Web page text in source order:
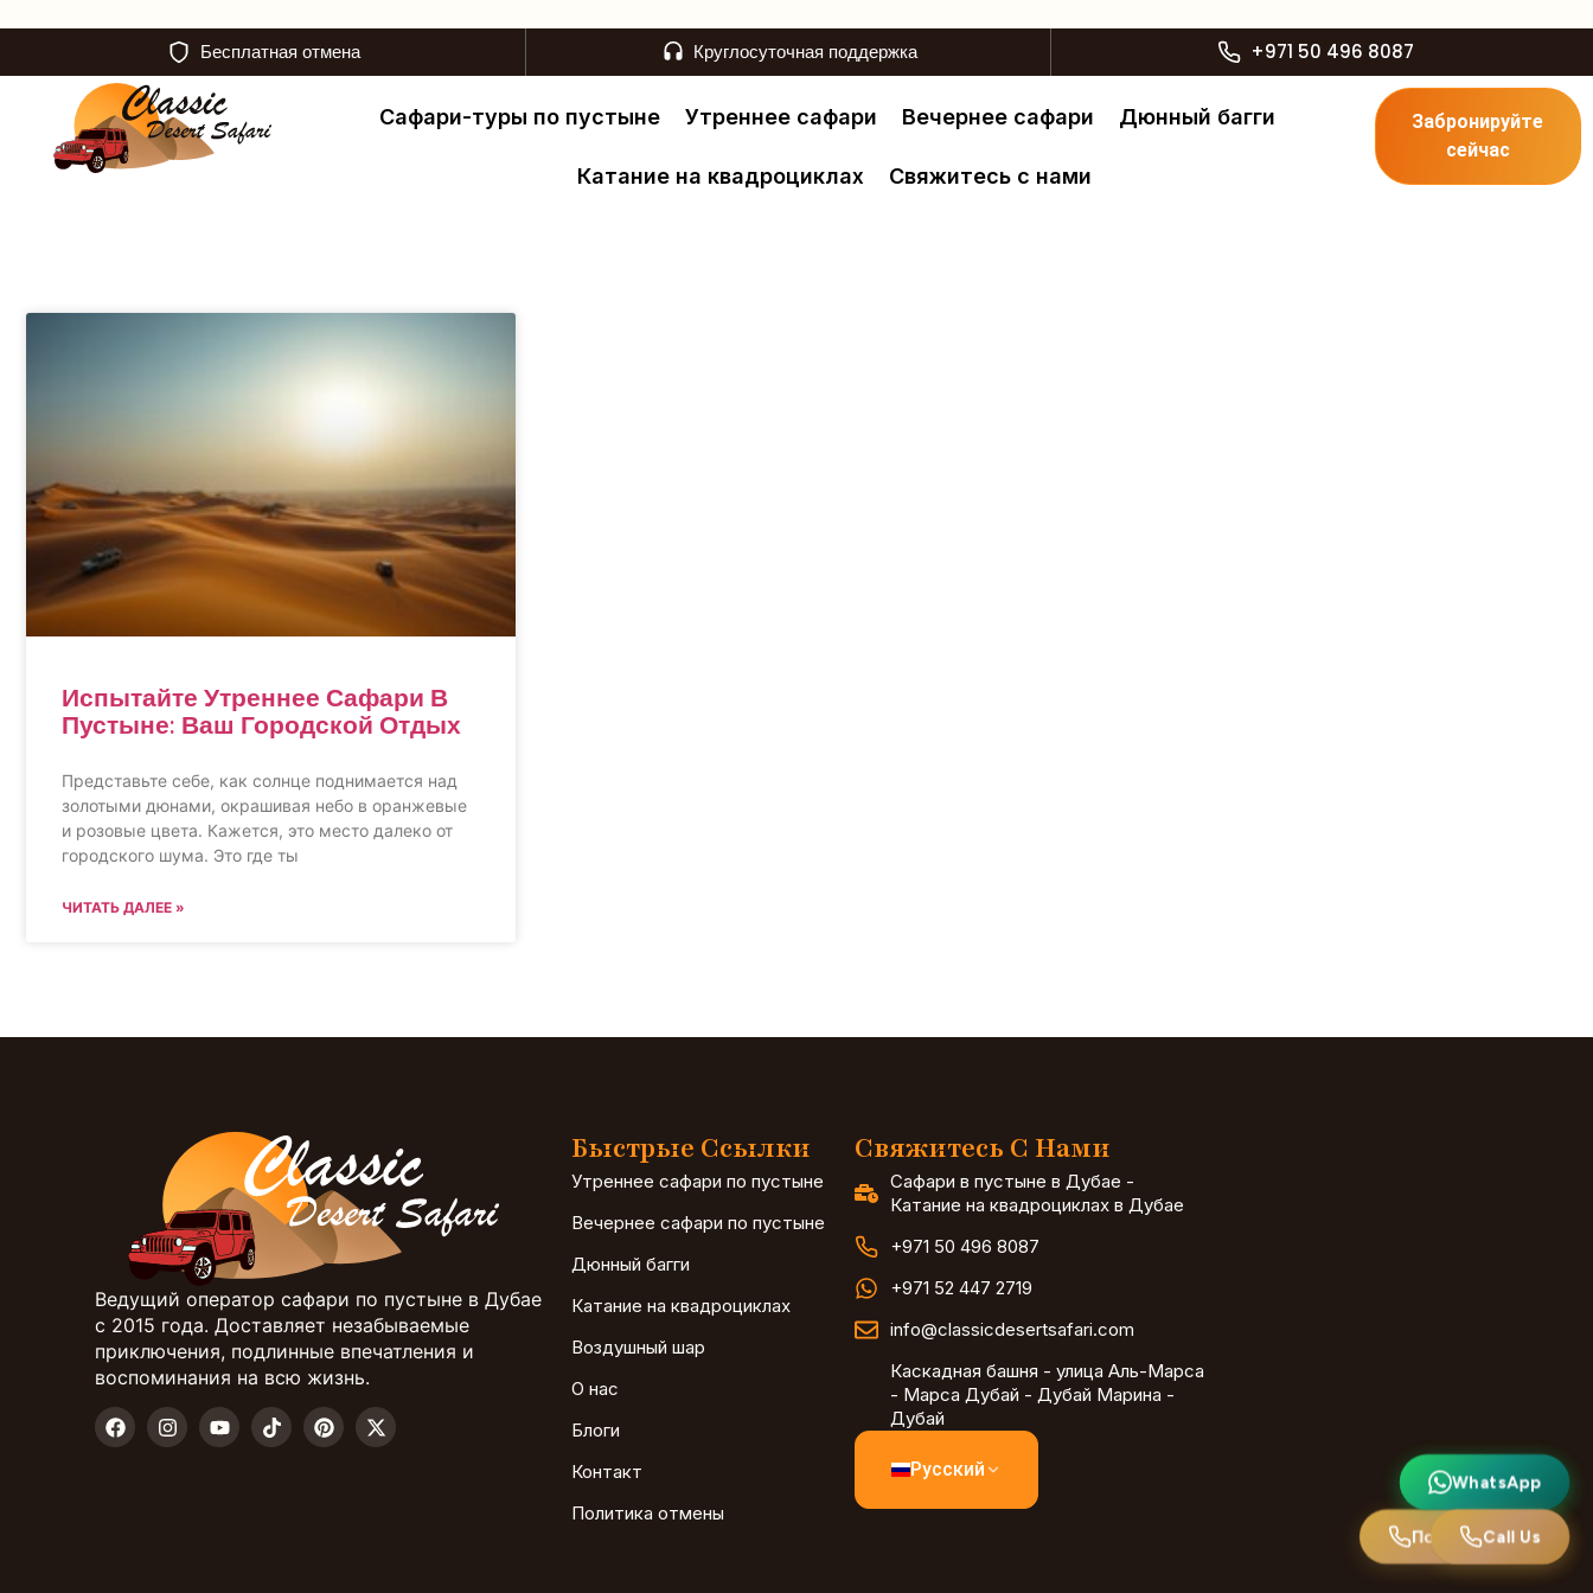
Бесплатная отмена Круглосуточная поддержка +971 50 496 8087
Сафари-туры по пустыне Утреннее сафари Вечернее сафари Дюнный багги
Катание на квадроциклах Свяжитесь с нами
Забронируйте
сейчас
Испытайте Утреннее Сафари В
Пустыне: Ваш Городской Отдых
Представьте себе, как солнце поднимается над
золотыми дюнами, окрашивая небо в оранжевые
и розовые цвета. Кажется, это место далеко от
городского шума. Это где ты
ЧИТАТЬ ДАЛЕЕ »
Ведущий оператор сафари по пустыне в Дубае
с 2015 года. Доставляет незабываемые
приключения, подлинные впечатления и
воспоминания на всю жизнь.
Быстрые Ссылки
Утреннее сафари по пустыне
Вечернее сафари по пустыне
Дюнный багги
Катание на квадроциклах
Воздушный шар
О нас
Блоги
Контакт
Политика отмены
Свяжитесь С Нами
Сафари в пустыне в Дубае -
Катание на квадроциклах в Дубае
+971 50 496 8087
+971 52 447 2719
info@classicdesertsafari.com
Каскадная башня - улица Аль-Марса
- Марса Дубай - Дубай Марина -
Дубай
Русский
WhatsApp
Позвоните нам
WhatsApp
Call Us